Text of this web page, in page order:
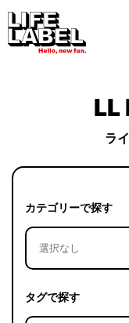
LL
ラ
カテゴリーで探す
タグで探す